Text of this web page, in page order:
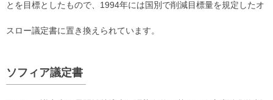
とを目標としたもので、1994年には国別で削減目標量を規定したオ
スロー議定書に置き換えられています。
ソフィア議定書